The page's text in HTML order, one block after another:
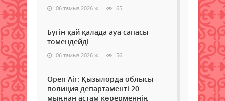
06 тамыз 2026 ж. 65
Бүгін қай қалада ауа сапасы
төмендейді
06 тамыз 2026 ж. 56
Open Air: Қызылорда облысы
полиция департаменті 20
мыңнан астам көрерменнің